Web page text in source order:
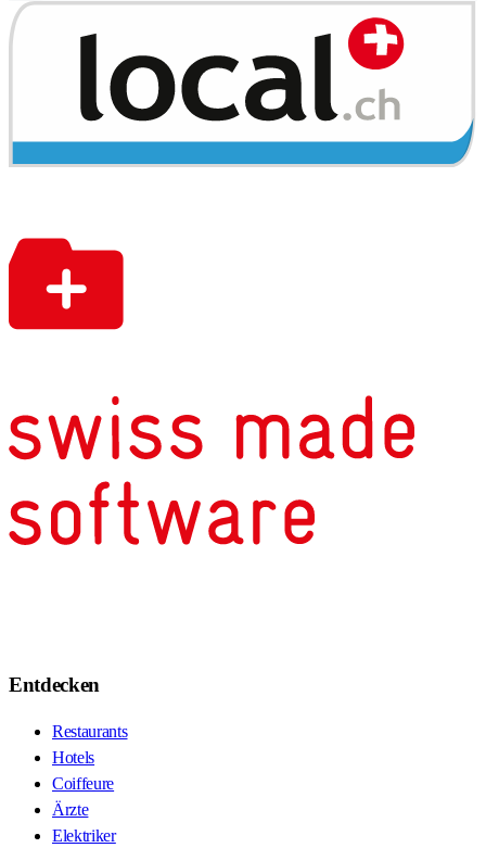
Entdecken
Restaurants
Hotels
Coiffeure
Ärzte
Elektriker